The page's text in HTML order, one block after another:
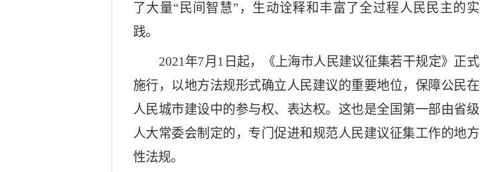
了大量“民间智慧”，生动诠释和丰富了全过程人民民主的实
践。
2021年7月1日起，《上海市人民建议征集若干规定》正式
施行，以地方法规形式确立人民建议的重要地位，保障公民在
人民城市建设中的参与权、表达权。这也是全国第一部由省级
人大常委会制定的，专门促进和规范人民建议征集工作的地方
性法规。